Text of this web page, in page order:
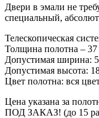
Двери в эмали не
специальный,
Телескопическая
Толщина полотна –
Допустимая ширина:
Допустимая высота:
Цвет полотна: вся
Цена указана за
ПОД ЗАКАЗ! (до 15